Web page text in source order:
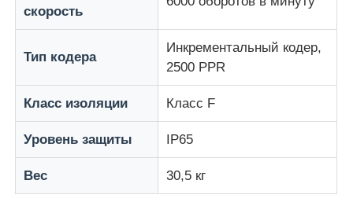
скорость
Тип кодера
Инкрементальный кодер,
2500 PPR
Класс изоляции Класс F
Уровень защиты IP65
Вес 30,5 кг